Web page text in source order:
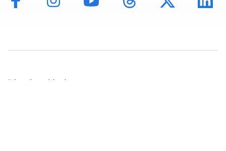
Mentions légales